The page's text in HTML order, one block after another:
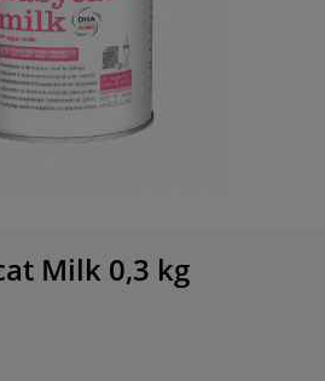
Milk 0,3 kg